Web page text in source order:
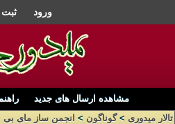
ورود ثبت
مشاهده ارسال های جدید
تالار میدوری >گوناگون > انجمن ساز مای بی